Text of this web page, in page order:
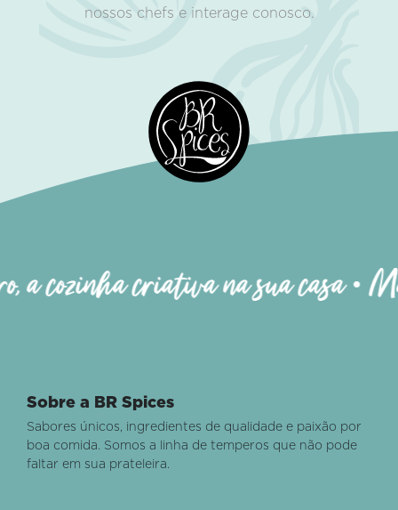
nossos chefs e interage conosco.
a cozinha criativa na sua casa •
Sobre a BR Spices
Sabores únicos, ingredientes de qualidade e paixão por
boa comida. Somos a linha de temperos que não pode
faltar em sua prateleira.